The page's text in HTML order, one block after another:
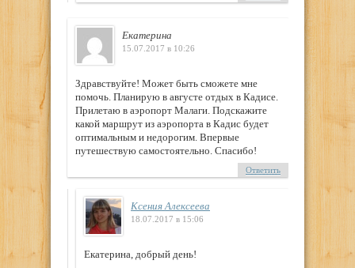
Екатерина
15.07.2017 в 10:26
Здравствуйте! Может быть сможете мне
помочь. Планирую в августе отдых в Кадисе.
Прилетаю в аэропорт Малаги. Подскажите
какой маршрут из аэропорта в Кадис будет
оптимальным и недорогим. Впервые
путешествую самостоятельно. Спасибо!
Ответить
Ксения Алексеева
18.07.2017 в 15:06
Екатерина, добрый день!